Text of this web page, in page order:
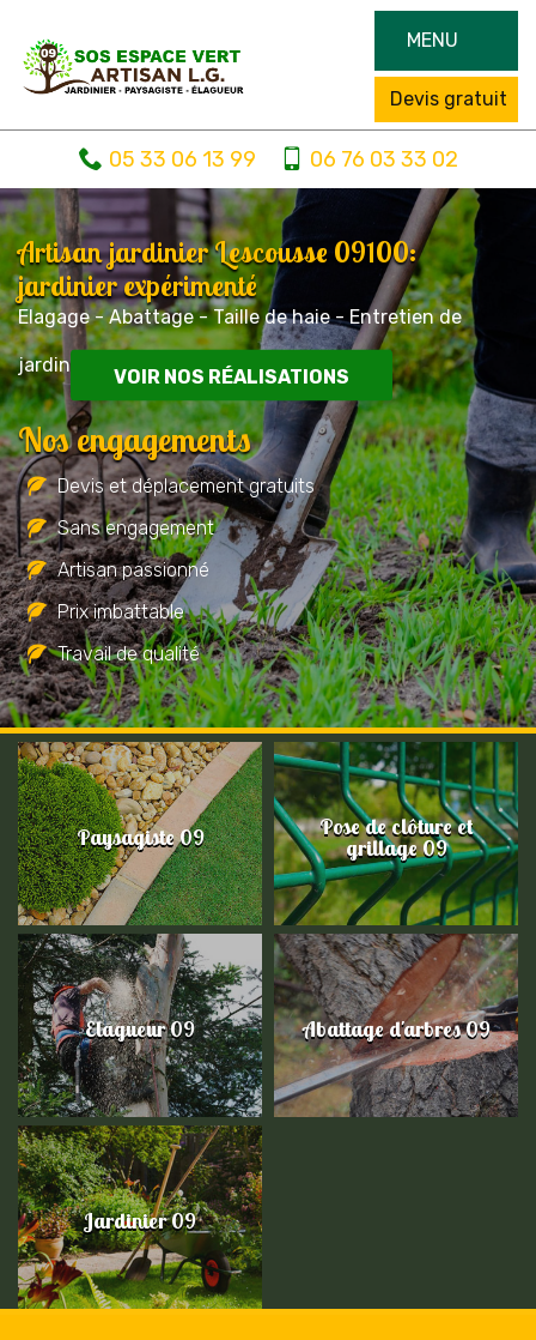
MENU
Devis gratuit
05 33 06 13 99 06 76 03 33 02
Artisan jardinier Lescousse 09100:
jardinier expérimenté
Elagage - Abattage - Taille de haie - Entretien de
jardin
VOIR NOS RÉALISATIONS
Nos engagements
Devis et déplacement gratuits
Sans engagement
Artisan passionné
Prix imbattable
Travail de qualité
Paysagiste 09 Pose de clôture et
grillage 09
Elagueur 09 Abattage d'arbres 09
Jardinier 09